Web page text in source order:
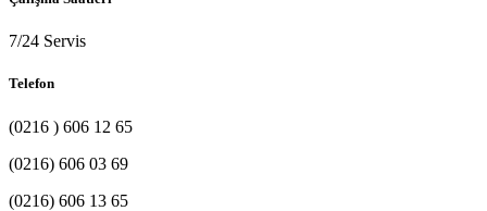
7/24 Servis
Telefon
(0216 ) 606 12 65
(0216) 606 03 69
(0216) 606 13 65